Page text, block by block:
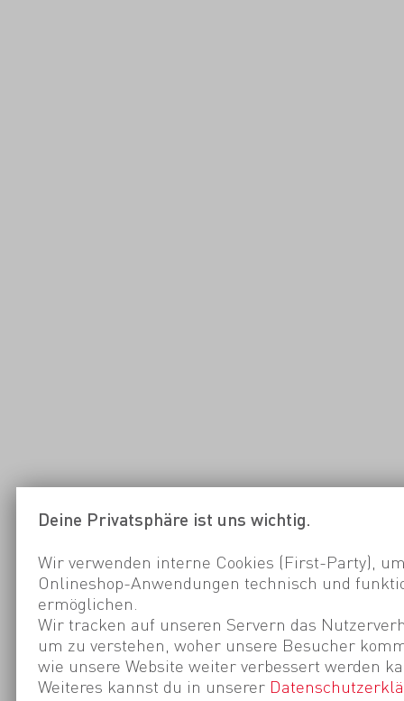
Deine Privatsphäre ist uns wichtig.
Wir verwenden interne Cookies (First-Party),
Onlineshop-Anwendungen technisch und
ermöglichen.
Wir tracken auf unseren Servern das
um zu verstehen, woher unsere Besucher
wie unsere Website weiter verbessert werden
Weiteres kannst du in unserer